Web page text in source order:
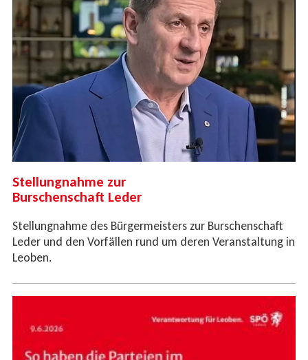
Stellungnahme zur
Burschenschaft Leder
Stellungnahme des Bürgermeisters zur Burschenschaft
Leder und den Vorfällen rund um deren Veranstaltung in
Leoben.